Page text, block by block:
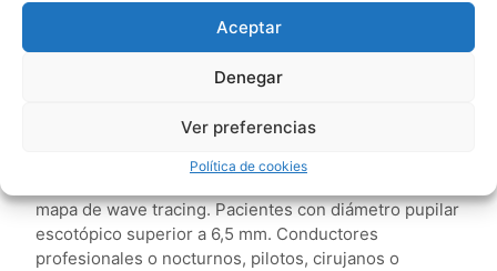
Aceptar
Denegar
Ver preferencias
Política de cookies
sobrequé es la cirugía refractiva y qué opciones
¿Quién se beneficia y quién no?
El análisis de aberrometría aporta más valor en
mapa de wave tracing. Pacientes con diámetro pupilar
escotópico superior a 6,5 mm. Conductores
profesionales o nocturnos, pilotos, cirujanos o